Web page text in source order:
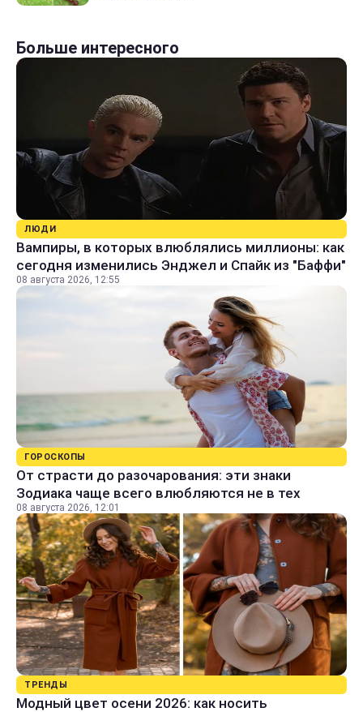
Больше интересного
ЛЮДИ
Вампиры, в которых влюблялись миллионы: как
сегодня изменились Энджел и Спайк из "Баффи"
08 августа 2026, 12:55
ГОРОСКОПЫ
От страсти до разочарования: эти знаки
Зодиака чаще всего влюбляются не в тех
08 августа 2026, 12:01
ТРЕНДЫ
Модный цвет осени 2026: как носить